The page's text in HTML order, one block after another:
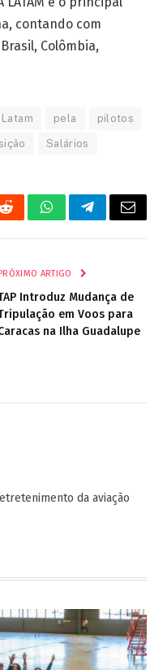
contando com
Colômbia,
Latam pela pilotos
Salários
RedditWhatsAppTelegrama
E-
PRÓXIMO ARTIGO
Introduz Mudança de
em Voos para
na Ilha Guadalupe
da aviação